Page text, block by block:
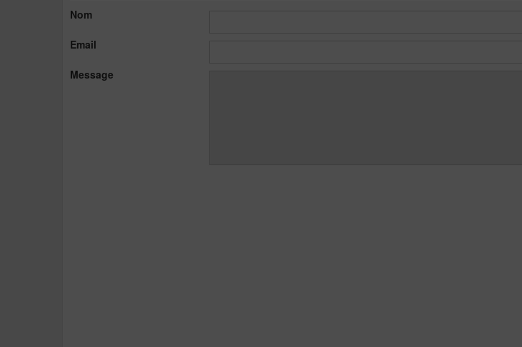
Nom
Email
Message